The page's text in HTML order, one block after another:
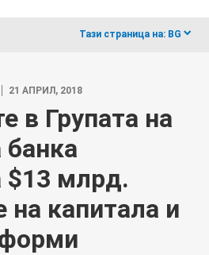
Тази страница на: BG dropdown
21 АПРИЛ, 2018
в Групата на
банка
$13 млрд.
на капитала и